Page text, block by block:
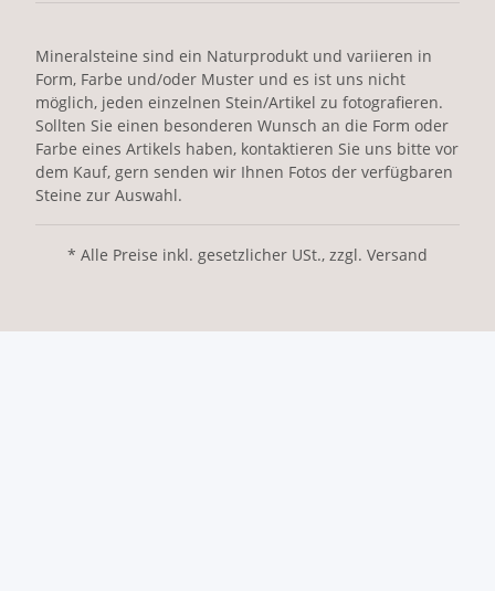
Mineralsteine sind ein Naturprodukt und variieren in
Form, Farbe und/oder Muster und es ist uns nicht
möglich, jeden einzelnen Stein/Artikel zu fotografieren.
Sollten Sie einen besonderen Wunsch an die Form oder
Farbe eines Artikels haben, kontaktieren Sie uns bitte vor
dem Kauf, gern senden wir Ihnen Fotos der verfügbaren
Steine zur Auswahl.
* Alle Preise inkl. gesetzlicher USt., zzgl. Versand